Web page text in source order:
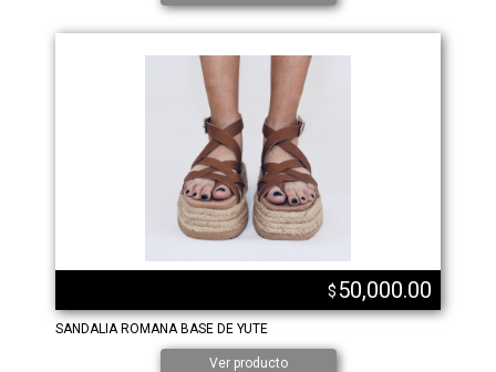
$ 50,000.00
SANDALIA ROMANA BASE DE YUTE
Ver producto